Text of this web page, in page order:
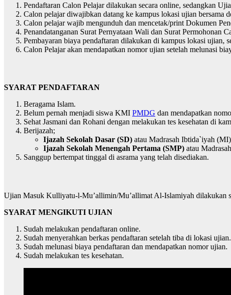
Pendaftaran Calon Pelajar dilakukan secara online, sedangkan
Calon pelajar diwajibkan datang ke kampus lokasi ujian bersama
Calon pelajar wajib mengunduh dan mencetak/print Dokumen
Penandatanganan Surat Pernyataan Wali dan Surat Permohonan
Pembayaran biaya pendaftaran dilakukan di kampus lokasi ujian,
Calon Pelajar akan mendapatkan nomor ujian setelah melunasi
SYARAT PENDAFTARAN
Beragama Islam.
Belum pernah menjadi siswa KMI PMDG dan mendapatkan
Sehat Jasmani dan Rohani dengan melakukan tes kesehatan di
Berijazah;
Ijazah Sekolah Dasar (SD) atau Madrasah Ibtida`iyah
Ijazah Sekolah Menengah Pertama (SMP) atau
Sanggup bertempat tinggal di asrama yang telah disediakan.
Ujian Masuk Kulliyatu-l-Mu’allimin/Mu’allimat Al-Islamiyah dilakukan
SYARAT MENGIKUTI UJIAN
Sudah melakukan pendaftaran online.
Sudah menyerahkan berkas pendaftaran setelah tiba di lokasi ujian.
Sudah melunasi biaya pendaftaran dan mendapatkan nomor ujian.
Sudah melakukan tes kesehatan.